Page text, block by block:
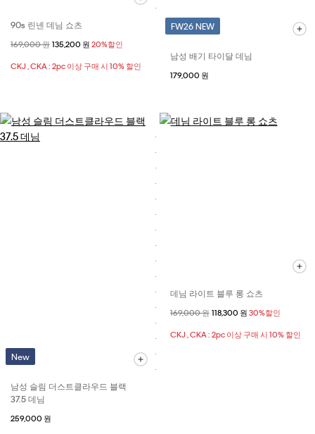
90s 린넨 데님 쇼츠
할인 전 가격
169,000 원 할인된 가격
135,200 원 20%할인
CKJ , CKA : 2pc 이상 구매 시 10% 할인
FW26 NEW
남성 배기 타이달 데님
179,000 원
New
남성 슬림 더스트클라우드 블랙
37.5 데님
259,000 원
데님 라이트 블루 롱 쇼츠
할인 전 가격
169,000 원할인된 가격
118,300 원 30%할인
CKJ , CKA : 2pc 이상 구매 시 10% 할인